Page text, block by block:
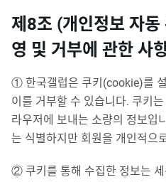
제8조 (개인정보 자동
영 및 거부에 관한 사
① 한국갤럽은 쿠키(cookie)를
이를 거부할 수 있습니다. 쿠키
라우저에 보내는 소량의 정보입
는 식별하지만 회원을 개인적으
② 쿠키를 통해 수집한 정보는